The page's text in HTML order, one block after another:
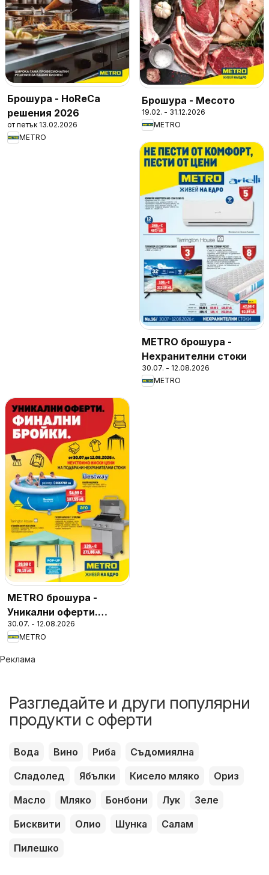
Брошура - HoReCa
решения 2026
от петък 13.02.2026
METRO
Брошура - Месото
19.02. - 31.12.2026
METRO
METRO брошура -
Нехранителни стоки
30.07. - 12.08.2026
METRO
METRO брошура -
Уникални оферти.
Финални бройки
30.07. - 12.08.2026
METRO
Реклама
Разгледайте и други популярни
продукти с оферти
Вода Вино Риба
Съдомиялна
Сладолед
Ябълки Кисело мляко
Ориз
Масло
Мляко Бонбони Лук
Зеле
Бисквити
Олио Шунка
Салам
Пилешко